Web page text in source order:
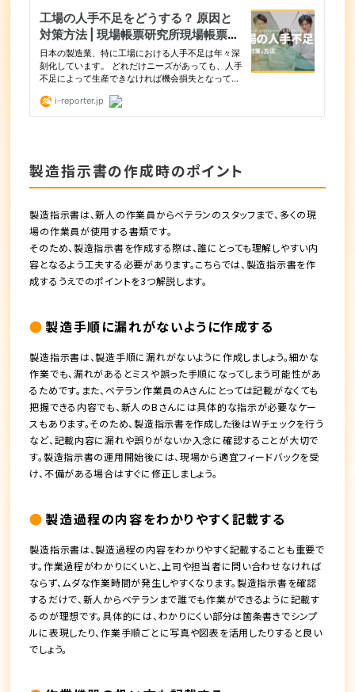
製造指示書の作成時のポイント
製造指示書は、新人の作業員からベテランのスタッフまで、多くの現
場の作業員が使用する書類です。
そのため、製造指示書を作成する際は、誰にとっても理解しやすい内
容となるよう工夫する必要があります。こちらでは、製造指示書を作
成するうえでのポイントを3つ解説します。
製造手順に漏れがないように作成する
製造指示書は、製造手順に漏れがないように作成しましょう。細かな
作業でも、漏れがあるとミスや誤った手順になってしまう可能性があ
るためです。また、ベテラン作業員のAさんにとっては記載がなくても
把握できる内容でも、新人のBさんには具体的な指示が必要なケー
スもあります。そのため、製造指示書を作成した後はWチェックを行う
など、記載内容に漏れや誤りがないか入念に確認することが大切で
す。製造指示書の運用開始後には、現場から適宜フィードバックを受
け、不備がある場合はすぐに修正しましょう。
製造過程の内容をわかりやすく記載する
製造指示書は、製造過程の内容をわかりやすく記載することも重要で
す。作業過程がわかりにくいと、上司や担当者に問い合わせなければ
ならず、ムダな作業時間が発生しやすくなります。製造指示書を確認
するだけで、新人からベテランまで誰でも作業ができるように記載す
るのが理想です。具体的には、わかりにくい部分は箇条書きでシンプ
ルに表現したり、作業手順ごとに写真や図表を活用したりすると良い
でしょう。